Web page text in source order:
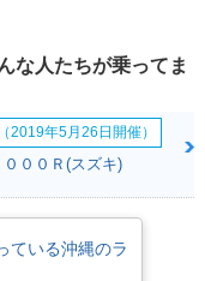
ェンジ
0R ABS・新登場
な人たちが乗ってま
2019年5月26日開催）
００Ｒ(スズキ)
ている沖縄のラ